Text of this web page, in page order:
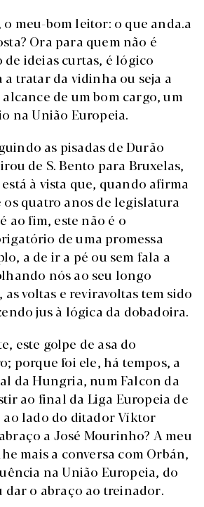
meu-bom leitor: o que anda.a
Ora para quem não é
ideias curtas, é lógico
a tratar da vidinha ou seja a
de um bom cargo, um
na União Europeia.
as pisadas de Durão
de S. Bento para Bruxelas,
à vista que, quando afirma
os quatro anos de legislatura
ao fim, este não é o
de uma promessa
a de ir a pé ou sem fala a
nós ao seu longo
voltas e reviravoltas tem sido
jus à lógica da dobadoira.
este golpe de asa do
porque foi ele, há tempos, a
da Hungria, num Falcon da
ao final da Liga Europeia de
ao lado do ditador Víktor
a José Mourinho? A meu
mais a conversa com Orbán,
na União Europeia, do
dar o abraço ao treinador.